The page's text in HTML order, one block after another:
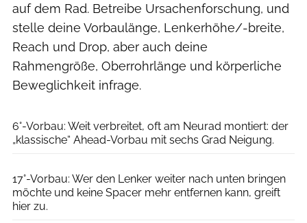
auf dem Rad. Betreibe Ursachenforschung, und
stelle deine Vorbaulänge, Lenkerhöhe/-breite,
Reach und Drop, aber auch deine
Rahmengröße, Oberrohrlänge und körperliche
Beweglichkeit infrage.
6°-Vorbau: Weit verbreitet, oft am Neurad montiert: der
„klassische“ Ahead-Vorbau mit sechs Grad Neigung.
17°-Vorbau: Wer den Lenker weiter nach unten bringen
möchte und keine Spacer mehr entfernen kann, greift
hier zu.